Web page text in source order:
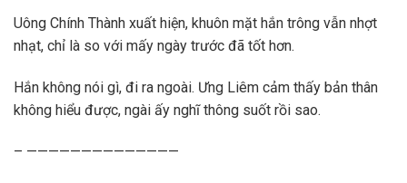
Uông Chính Thành xuất hiện, khuôn mặt hắn trông vẫn nhợt
nhạt, chỉ là so với mấy ngày trước đã tốt hơn.
Hắn không nói gì, đi ra ngoài. Ưng Liêm cảm thấy bản thân
không hiểu được, ngài ấy nghĩ thông suốt rồi sao.
– ——————————————